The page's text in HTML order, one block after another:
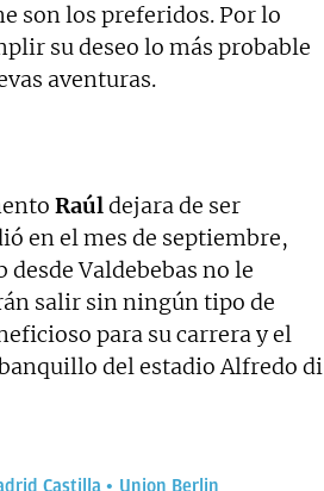
son los preferidos. Por lo
su deseo lo más probable
aventuras.
Raúldejara de ser
en el mes de septiembre,
Valdebebas no le
salir sin ningún tipo de
para su carrera y el
del estadio Alfredo di
Castilla Union Berlin